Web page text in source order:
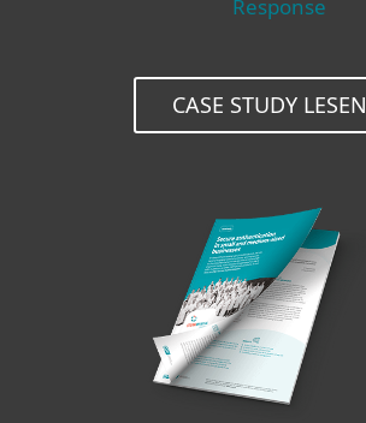
Response
CASE STUDY LESEN